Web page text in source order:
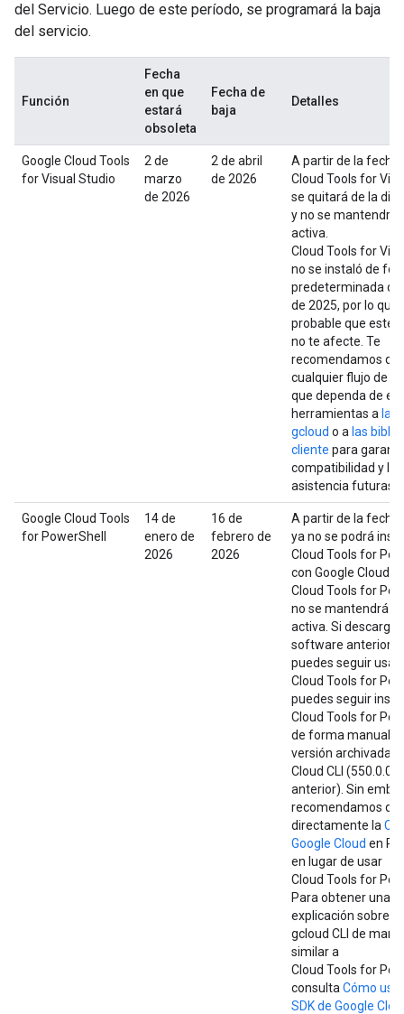
del Servicio. Luego de este período, se programará la baja
del servicio.
Función
Fecha
en que
estará
obsoleta
Fecha de
baja
Detalles
Google Cloud Tools
for Visual Studio
2 de
marzo
de 2026
2 de abril
de 2026
A partir de la fecha
Cloud Tools for
se quitará de la
y no se mantendrá
activa.
Cloud Tools for
no se instaló de
predeterminada
de 2025, por lo que
probable que este
no te afecte. Te
recomendamos
cualquier flujo de
que dependa de
herramientas a la
gcloud o a las
cliente para
compatibilidad y la
asistencia futuras.
Google Cloud Tools
for PowerShell
14 de
enero de
2026
16 de
febrero de
2026
A partir de la fecha
ya no se podrá
Cloud Tools for
con Google Cloud
Cloud Tools for
no se mantendrá
activa. Si
software
puedes seguir
Cloud Tools for
puedes seguir
Cloud Tools for
de forma manual
versión archivada
Cloud CLI (550.0.0 o
anterior). Sin
recomendamos
directamente la
Google Cloud en
en lugar de usar
Cloud Tools for
Para obtener una
explicación sobre
gcloud CLI de
similar a
Cloud Tools for
consulta Cómo
SDK de Google